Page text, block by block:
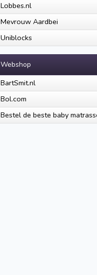
Lobbes.nl
Mevrouw Aardbei
Uniblocks
Webshop
BartSmit.nl
Bol.com
Bestel de beste baby